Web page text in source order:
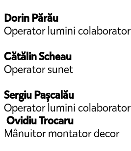
Dorin Părău
Operator lumini colaborator
Cătălin Scheau
Operator sunet
Sergiu Pașcalău
Operator lumini colaborator
Ovidiu Trocaru
Mânuitor montator decor